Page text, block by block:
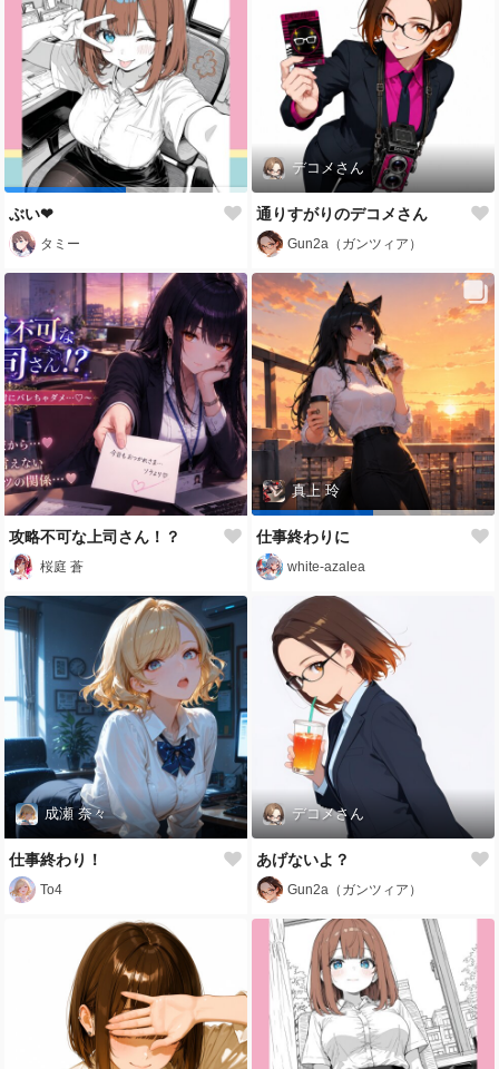
ぶい❤
タミー
デコメさん
通りすがりのデコメさん
Gun2a（ガンツィア）
攻略不可な上司さん！？
桜庭 蒼
真上 玲
仕事終わりに
white-azalea
成瀬 奈々
仕事終わり！
To4
デコメさん
あげないよ？
Gun2a（ガンツィア）